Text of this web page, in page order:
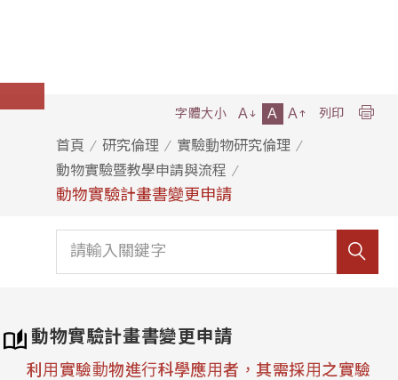
首頁 研究倫理
實驗動物研究倫理
動物實驗暨教學申請與流程
動物實驗計畫書變更申請
字體大小 A A A 列印
動物實驗計畫書變更申請
利用實驗動物進行科學應用者，其需採用之實驗